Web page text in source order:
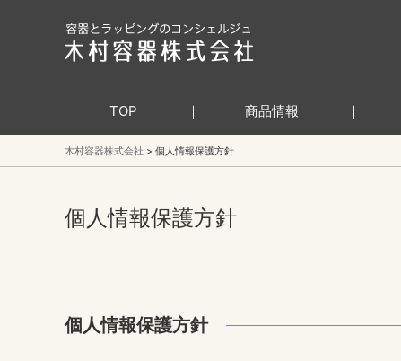
TOP 商品情報
木村容器株式会社 個人情報保護方針
個人情報保護方針
個人情報保護方針